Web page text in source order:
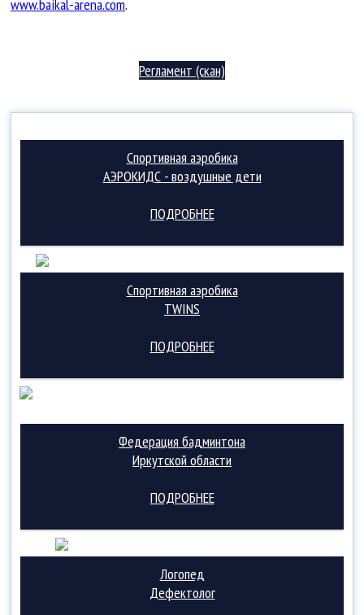
www.baikal-arena.com.
Регламент (скан)
Спортивная аэробика
АЭРОКИДС - воздушные дети
ПОДРОБНЕЕ
Спортивная аэробика
TWINS
ПОДРОБНЕЕ
Федерация бадминтона
Иркутской области
ПОДРОБНЕЕ
Логопед
Дефектолог